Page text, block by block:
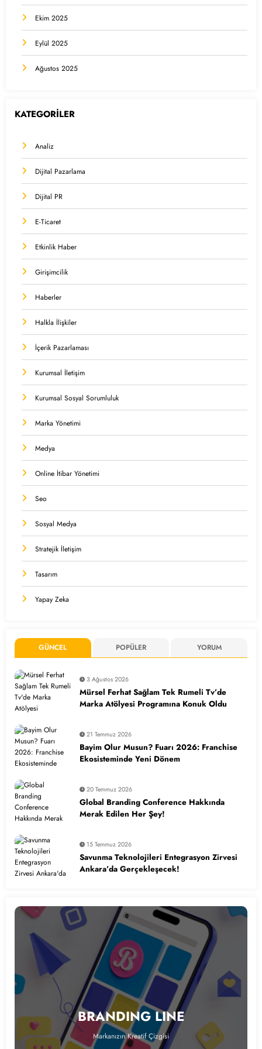
Ekim 2025
Eylül 2025
Ağustos 2025
KATEGORİLER
Analiz
Dijital Pazarlama
Dijital PR
E-Ticaret
Etkinlik Haber
Girişimcilik
Haberler
Halkla İlişkiler
İçerik Pazarlaması
Kurumsal İletişim
Kurumsal Sosyal Sorumluluk
Marka Yönetimi
Medya
Online İtibar Yönetimi
Seo
Sosyal Medya
Stratejik İletişim
Tasarım
Yapay Zeka
GÜNCEL POPÜLER YORUM
3 Ağustos 2026
Mürsel Ferhat Sağlam Tek Rumeli Tv’de
Marka Atölyesi Programına Konuk Oldu
21 Temmuz 2026
Bayim Olur Musun? Fuarı 2026: Franchise
Ekosisteminde Yeni Dönem
20 Temmuz 2026
Global Branding Conference Hakkında
Merak Edilen Her Şey!
15 Temmuz 2026
Savunma Teknolojileri Entegrasyon Zirvesi
Ankara’da Gerçekleşecek!
BRANDING LINE
Markanızın Kreatif Çizgisi